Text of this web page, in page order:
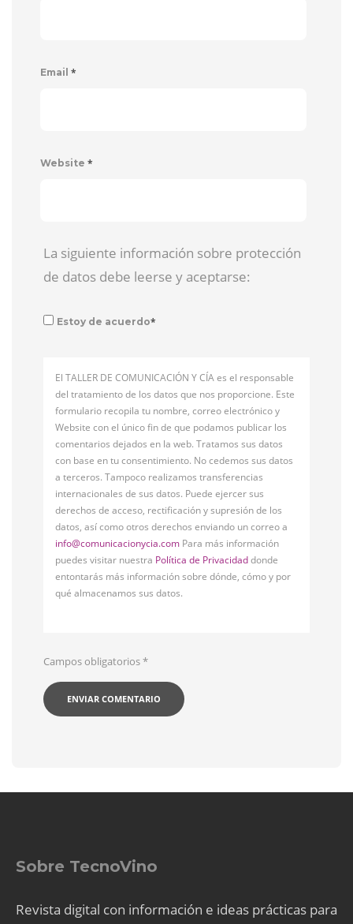
Email *
Website *
La siguiente información sobre protección
de datos debe leerse y aceptarse:
Estoy de acuerdo*
El TALLER DE COMUNICACIÓN Y CÍA es el responsable
del tratamiento de los datos que nos proporcione. Este
formulario recopila tu nombre, correo electrónico y
Website con el único fin de que podamos publicar los
comentarios dejados en la web. Tratamos sus datos
con base en tu consentimiento. No cedemos sus datos
a terceros. Tampoco realizamos transferencias
internacionales de sus datos. Puede ejercer sus
derechos de acceso, rectificación y supresión de los
datos, así como otros derechos enviando un correo a
info@comunicacionycia.com Para más información
puedes visitar nuestra Política de Privacidaddonde
entontarás más información sobre dónde, cómo y por
qué almacenamos sus datos.
Campos obligatorios*
Sobre TecnoVino
Revista digital con información e ideas prácticas para